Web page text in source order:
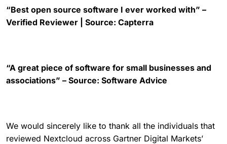
“Best open source software I ever worked with” –
Verified Reviewer | Source: Capterra
“A great piece of software for small businesses and
associations” – Source: Software Advice
We would sincerely like to thank all the individuals that
reviewed Nextcloud across Gartner Digital Markets’